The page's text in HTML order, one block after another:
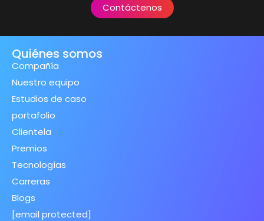
Contáctenos
Quiénes somos
Compañía
Nuestro equipo
Estudios de caso
portafolio
Clientela
Premios
Tecnologías
Carreras
Blogs
[email protected]